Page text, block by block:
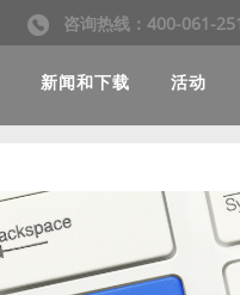
咨询热线：400-061-
新闻和下载 活动